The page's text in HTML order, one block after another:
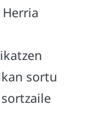
sortu